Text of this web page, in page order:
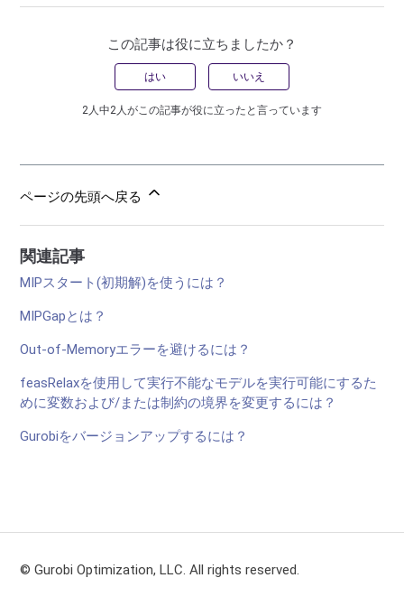
この記事は役に立ちましたか？
はい いいえ
2人中2人がこの記事が役に立ったと言っています
ページの先頭へ戻る
関連記事
MIPスタート(初期解)を使うには？
MIPGapとは？
Out-of-Memoryエラーを避けるには？
feasRelaxを使用して実行不能なモデルを実行可能にするた
めに変数および/または制約の境界を変更するには？
Gurobiをバージョンアップするには？
© Gurobi Optimization, LLC. All rights reserved.